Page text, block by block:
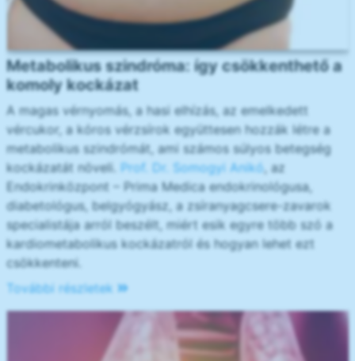
Metabolikus szindróma: így csökkenthető a
komoly kockázat
A magas vérnyomás, a hasi elhízás, az emelkedett
vércukor, a kóros vérzsírok együttesen hozzák létre a
metabolikus szindrómát, ami számos súlyos betegség
kockázatát növeli. Prof. Dr. Somogyi Anikó , az
Endokrinközpont – Prima Medica endokrinológusa,
diabetológus, belgyógyász, a zsíranyagcsere-zavarok
specialistája arról beszélt, miért esik egyre több szó a
kardiometabolikus kockázatról és hogyan lehet ezt
csökkenteni.
További részletek